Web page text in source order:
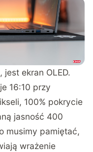
ekran OLED.
16:10 przy
100% pokrycie
jasność 400
musimy pamiętać,
wrażenie